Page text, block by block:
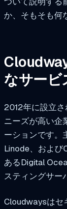
か、そもそも何
なサービ
2012年に設立
ニーズが高い企
ーションです。
Linode、およ
あるDigital
スティングサー
Cloudwaysはセ